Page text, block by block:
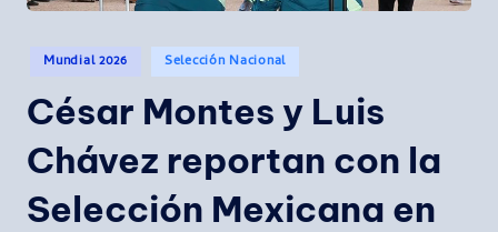
Publicado
Mundial 2026 Selección Nacional
César Montes y Luis
Chávez reportan con la
Selección Mexicana en